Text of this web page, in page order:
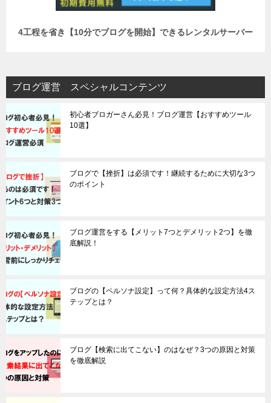
4工程を省き【10分でブログを開始】できるレンタルサーバー
ブログ運営 スペシャルコンテンツ
初心者ブロガーさん必見！ブログ運営【おすすめツール
10選】
ブログで【挫折】は必須です！継続するために大切な3つ
のポイント
ブログ運営をする【メリット7つとデメリット2つ】を徹
底解説！
ブログの【ペルソナ設定】って何？具体的な設定方法4ス
テップとは？
ブログ【検索に出てこない】のはなぜ？3つの原因と対策
を徹底解説